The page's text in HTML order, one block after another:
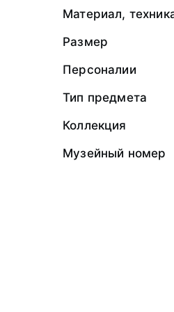
Материал,
Размер
Персоналии
Тип предмета
Коллекция
Музейный номер